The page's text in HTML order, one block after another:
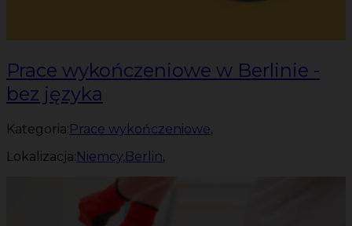
Prace wykończeniowe w Berlinie -
bez języka
Kategoria: Prace wykończeniowe,
Lokalizacja: Niemcy,Berlin,